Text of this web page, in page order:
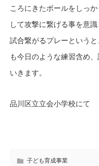
ころにきたボールをしっ
して攻撃に繋げる事を意識
試合繋がるプレーという
も今日のような練習含め
いきます。
品川区立立会小学校にて
子ども育成事業